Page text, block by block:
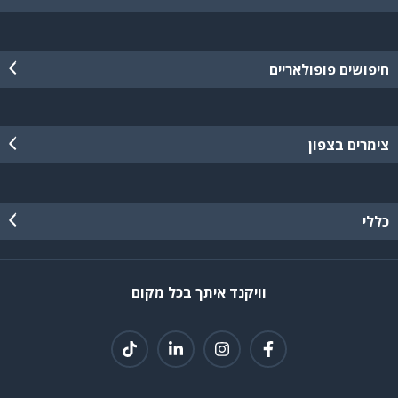
חיפושים פופולאריים
צימרים בצפון
כללי
וויקנד איתך בכל מקום